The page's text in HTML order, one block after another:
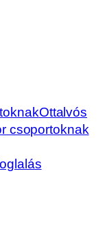
Ottalvós
csoportoknak